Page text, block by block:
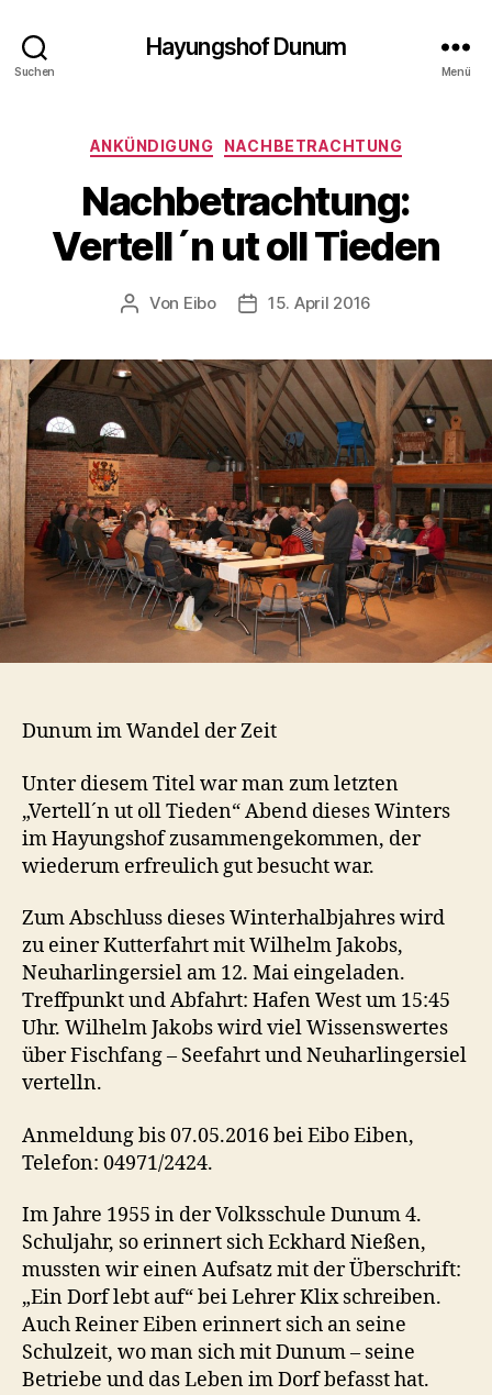
Suchen
Hayungshof Dunum
Menü
Kategorien
ANKÜNDIGUNG NACHBETRACHTUNG
Nachbetrachtung:
Vertell´n ut oll Tieden
Beitragsautor
Von Eibo Beitragsdatum
15. April 2016
Dunum im Wandel der Zeit
Unter diesem Titel war man zum letzten
„Vertell´n ut oll Tieden“ Abend dieses Winters
im Hayungshof zusammengekommen, der
wiederum erfreulich gut besucht war.
Zum Abschluss dieses Winterhalbjahres wird
zu einer Kutterfahrt mit Wilhelm Jakobs,
Neuharlingersiel am 12. Mai eingeladen.
Treffpunkt und Abfahrt: Hafen West um 15:45
Uhr. Wilhelm Jakobs wird viel Wissenswertes
über Fischfang – Seefahrt und Neuharlingersiel
vertelln.
Anmeldung bis 07.05.2016 bei Eibo Eiben,
Telefon: 04971/2424.
Im Jahre 1955 in der Volksschule Dunum 4.
Schuljahr, so erinnert sich Eckhard Nießen,
mussten wir einen Aufsatz mit der Überschrift:
„Ein Dorf lebt auf“ bei Lehrer Klix schreiben.
Auch Reiner Eiben erinnert sich an seine
Schulzeit, wo man sich mit Dunum – seine
Betriebe und das Leben im Dorf befasst hat.